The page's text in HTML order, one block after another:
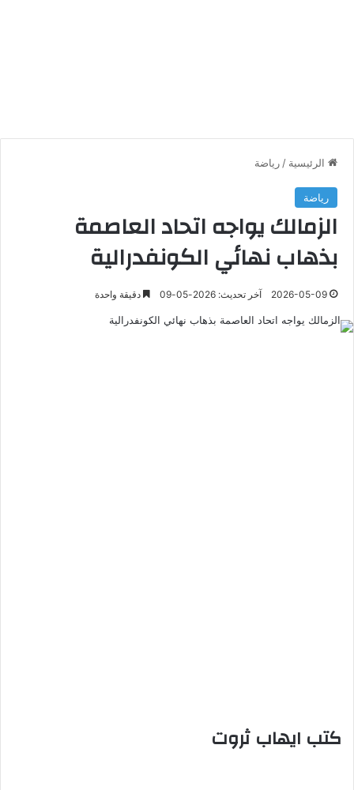
الرئيسية / رياضة
رياضة
الزمالك يواجه اتحاد العاصمة
بذهاب نهائي الكونفدرالية
2026-05-09 آخر تحديث: 2026-05-09 دقيقة واحدة
كتب ايهاب ثروت